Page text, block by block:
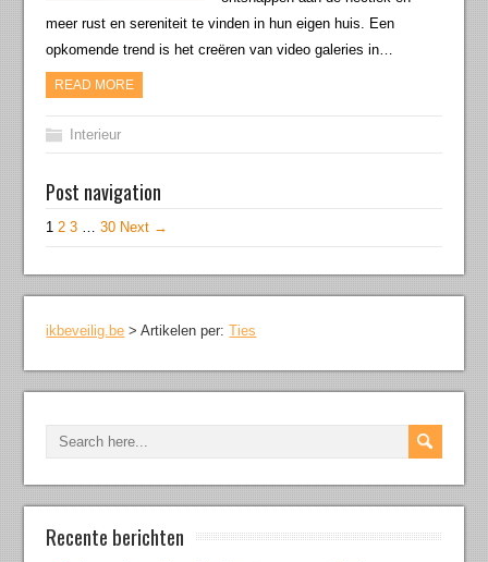
meer rust en sereniteit te vinden in hun eigen huis. Een
opkomende trend is het creëren van video galeries in…
READ MORE
Interieur
Post navigation
1 2 3 … 30 Next →
ikbeveilig.be >Artikelen per:Ties
Recente berichten